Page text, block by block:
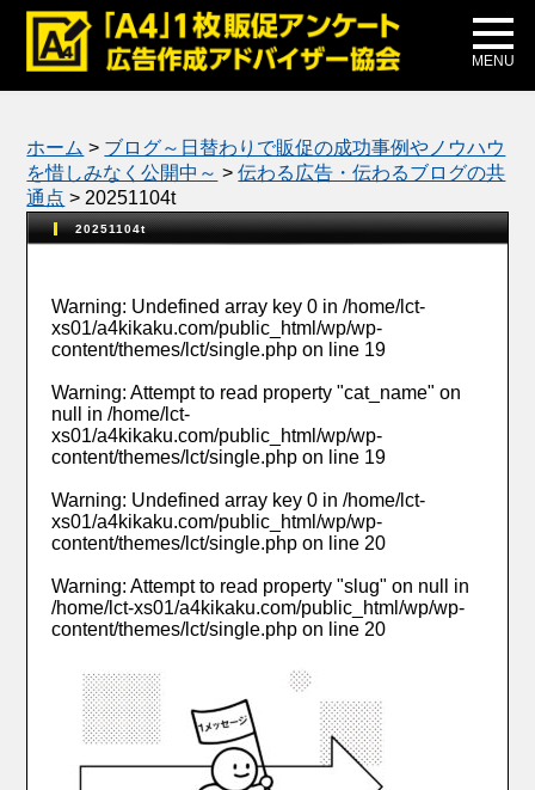
MENU
メディア掲載
公式ブログ
ホーム > ブログ～日替わりで販促の成功事例やノウハウ
を惜しみなく公開中～ >伝わる広告・伝わるブログの共
通点 > 20251104t
20251104t
Warning: Undefined array key 0 in/home/lct-
xs01/a4kikaku.com/public_html/wp/wp-
content/themes/lct/single.php on line 19
Warning: Attempt to read property "cat_name" on
null in/home/lct-
xs01/a4kikaku.com/public_html/wp/wp-
content/themes/lct/single.php on line 19
Warning: Undefined array key 0 in/home/lct-
xs01/a4kikaku.com/public_html/wp/wp-
content/themes/lct/single.php on line 20
Warning: Attempt to read property "slug" on null in
/home/lct-xs01/a4kikaku.com/public_html/wp/wp-
content/themes/lct/single.php on line 20